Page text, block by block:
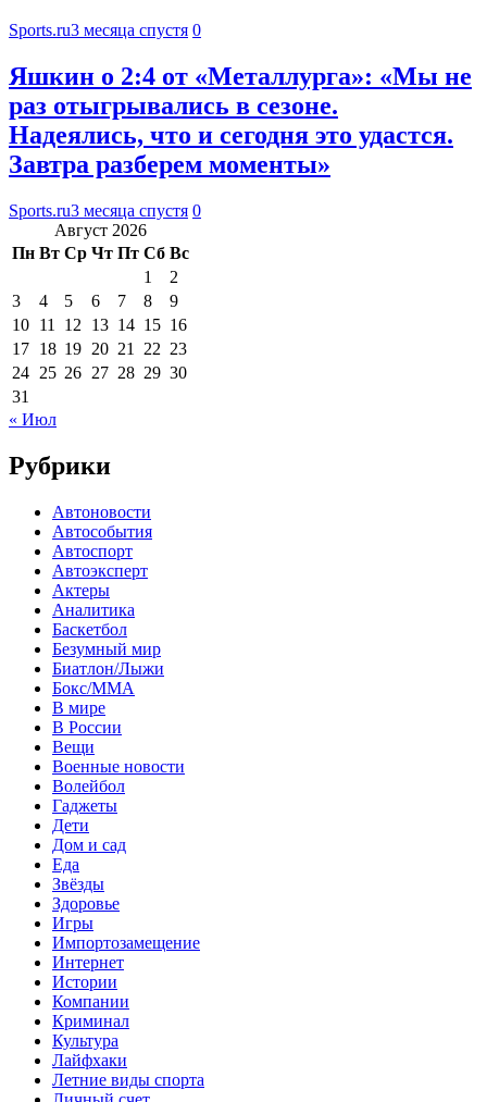
Sports.ru3 месяца спустя 0
Яшкин о 2:4 от «Металлурга»: «Мы не
раз отыгрывались в сезоне.
Надеялись, что и сегодня это удастся.
Завтра разберем моменты»
Sports.ru3 месяца спустя 0
Август 2026
Пн Вт Ср Чт Пт Сб Вс
1
2
3
4 5 6 7 8
9
10 11 12 13 14 15 16
17 18 19 20 21 22 23
24 25 26 27 28 29 30
31
« Июл
Рубрики
Автоновости
Автособытия
Автоспорт
Автоэксперт
Актеры
Аналитика
Баскетбол
Безумный мир
Биатлон/Лыжи
Бокс/MMA
В мире
В России
Вещи
Военные новости
Волейбол
Гаджеты
Дети
Дом и сад
Еда
Звёзды
Здоровье
Игры
Импортозамещение
Интернет
Истории
Компании
Криминал
Культура
Лайфхаки
Летние виды спорта